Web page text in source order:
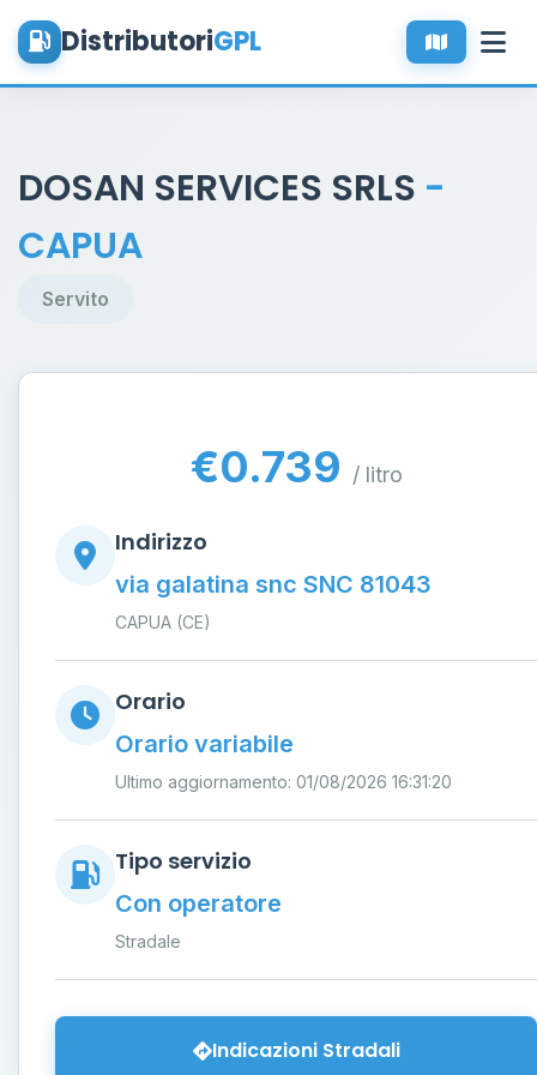
DistributoriGPL
DOSAN SERVICES SRLS -
CAPUA
Servito
€0.739 / litro
Indirizzo
via galatina snc SNC 81043
CAPUA (CE)
Orario
Orario variabile
Ultimo aggiornamento: 01/08/2026 16:31:20
Tipo servizio
Con operatore
Stradale
Indicazioni Stradali